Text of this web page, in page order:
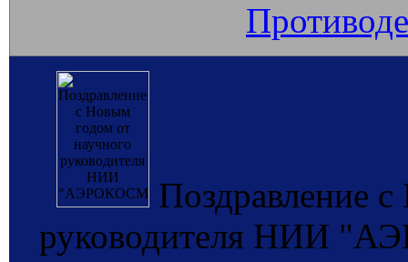
Поздравление
руководителя НИИ